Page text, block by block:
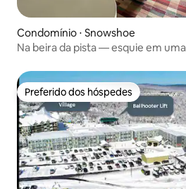
Condomínio ⋅ Snowshoe
Na beira da pista — esquie em
Preferido dos hóspedes
Preferido dos hóspedes